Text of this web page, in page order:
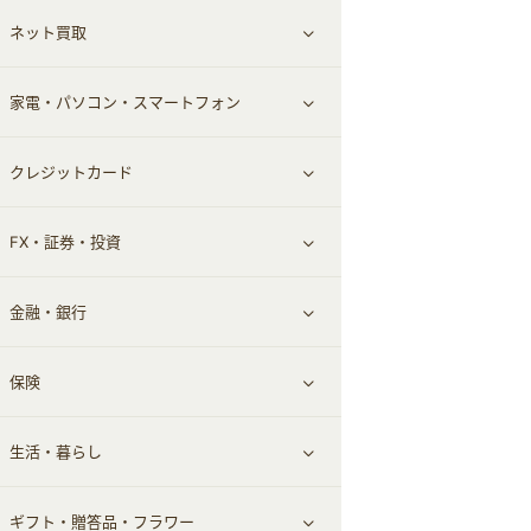
スーツ・フォーマル
お酒
食材宅配
ウォーターサーバー
ヘアケア
エステ・サロン
メンズ美容
すべて見る
スポーツ・フィットネス
日用品・薬局・からだ
ネット買取
すべて見る
ネット買取
家電・パソコン・スマートフォン
すべて見る
家電・パソコン・ソフトウェア
通信・レンタルサーバー
スマホ・携帯電話・SIM
定額制有料コンテンツ
クレジットカード
すべて見る
クレジットカード
FX・証券・投資
すべて見る
証券
仮想通貨
金融・銀行
銀行・ネット銀行
キャッシング・ローン
保険
すべて見る
保険相談・面談
生活・暮らし
すべて見る
ギフト・贈答品・フラワー